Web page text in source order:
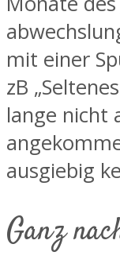
mit einer
zB
lange nicht
ausgiebig
Ganz